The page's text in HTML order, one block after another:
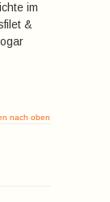
im
&
nach oben